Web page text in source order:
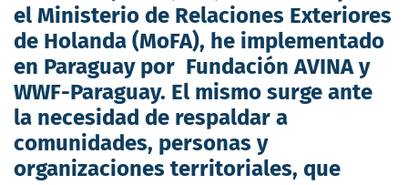
el Ministerio de Relaciones Exteriores
de Holanda (MoFA), he implementado
en Paraguay por Fundación AVINA y
WWF-Paraguay. El mismo surge ante
la necesidad de respaldar a
comunidades, personas y
organizaciones territoriales, que